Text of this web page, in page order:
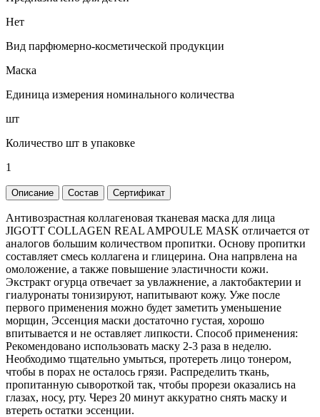
Нет
Вид парфюмерно-косметической продукции
Маска
Единица измерения номинального количества
шт
Количество шт в упаковке
1
Описание Состав Сертификат
Антивозрастная коллагеновая тканевая маска для лица
JIGOTT COLLAGEN REAL AMPOULE MASK отличается от
аналогов большим количеством пропитки. Основу пропитки
составляет смесь коллагена и глицерина. Она напрвлена на
омоложение, а также повышение эластичности кожи.
Экстракт огурца отвечает за увлажнение, а лактобактерии и
гиалуронаты тонизируют, напитывают кожу. Уже после
первого применения можно будет заметить уменьшение
морщин, Эссенция маски достаточно густая, хорошо
впитывается и не оставляет липкости. Способ применения:
Рекомендовано использовать маску 2-3 раза в неделю.
Необходимо тщательно умыться, протереть лицо тонером,
чтобы в порах не осталось грязи. Распределить ткань,
пропитанную сывороткой так, чтобы прорези оказались на
глазах, носу, рту. Через 20 минут аккуратно снять маску и
втереть остатки эссенции.